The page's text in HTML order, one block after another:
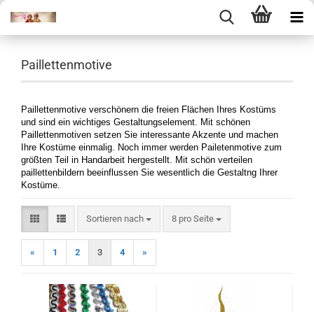
Paillettenmotive
Paillettenmotive verschönern die freien Flächen Ihres Kostüms
und sind ein wichtiges Gestaltungselement. Mit schönen
Paillettenmotiven setzen Sie interessante Akzente und machen
Ihre Kostüme einmalig. Noch immer werden Pailetenmotive zum
größten Teil in Handarbeit hergestellt. Mit schön verteilen
paillettenbildern beeinflussen Sie wesentlich die Gestaltng Ihrer
Kostüme.
Sortieren nach
Sortieren nach 8 pro Seite
pro Seite
« 1 2 3 4 »